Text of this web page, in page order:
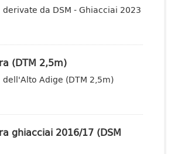
da DSM - Ghiacciai 2023
(DTM 2,5m)
Adige (DTM 2,5m)
ghiacciai 2016/17 (DSM